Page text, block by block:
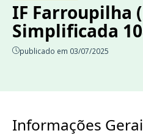
IF Farroupilha
Simplificada
publicado em 03/07/2025
Informações